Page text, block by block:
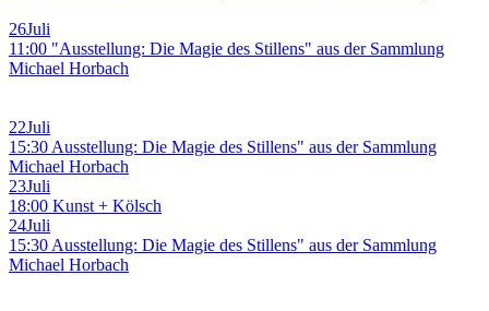
26Juli
11:00 "Ausstellung: Die Magie des Stillens" aus der Sammlung
Michael Horbach
22Juli
15:30 Ausstellung: Die Magie des Stillens" aus der Sammlung
Michael Horbach
23Juli
18:00 Kunst + Kölsch
24Juli
15:30 Ausstellung: Die Magie des Stillens" aus der Sammlung
Michael Horbach